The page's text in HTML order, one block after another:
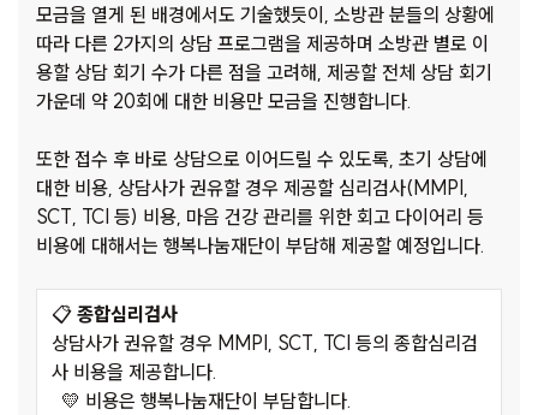
모금을 열게 된 배경에서도 기술했듯이, 소방관 분들의 상황에
따라 다른 2가지의 상담 프로그램을 제공하며 소방관 별로 이
용할 상담 회기 수가 다른 점을 고려해, 제공할 전체 상담 회기
가운데 약 20회에 대한 비용만 모금을 진행합니다.
또한 접수 후 바로 상담으로 이어드릴 수 있도록, 초기 상담에
대한 비용, 상담사가 권유할 경우 제공할 심리검사(MMPI,
SCT, TCI 등) 비용, 마음 건강 관리를 위한 회고 다이어리 등
비용에 대해서는 행복나눔재단이 부담해 제공할 예정입니다.
📋 종합심리검사
상담사가 권유할 경우 MMPI, SCT, TCI 등의 종합심리검
사 비용을 제공합니다.
💛 비용은 행복나눔재단이 부담합니다.